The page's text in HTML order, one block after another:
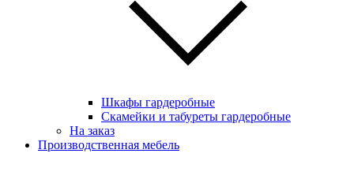
Шкафы гардеробные
Скамейки и табуреты гардеробные
На заказ
Производственная мебель